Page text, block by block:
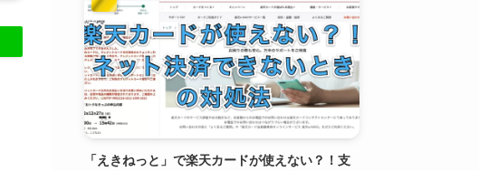
「えきねっと」で楽天カードが使えない？！支